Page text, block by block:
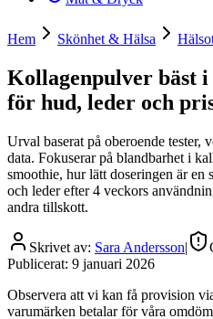
Hem Skönhet & Hälsa
Kollagenpulver bäst i
för hud, leder och
Urval baserat på oberoende tester,
data. Fokuserar på blandbarhet i
smoothie, hur lätt doseringen är en
och leder efter 4 veckors
andra tillskott.
Skrivet av: Sara Andersson|
Publicerat: 9 januari 2026
Observera att vi kan få provision
varumärken betalar för våra